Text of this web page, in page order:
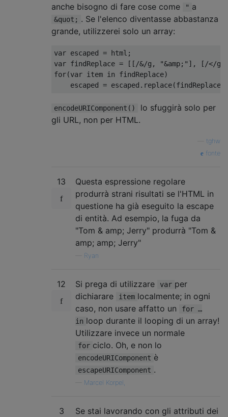
anche bisogno di fare cose come
" a
&quot; . Se l'elenco diventasse abbastanza
grande, utilizzerei solo un array:
var escaped = html ;
var findReplace = [[ /&/g , "&amp;" ], [ /</g
for(var item in findReplace)
    escaped
= escaped . replace(findReplace
encodeURIComponent()
lo sfuggirà solo per
gli URL, non per HTML.
tghw
fonte
13
Questa espressione regolare
produrrà strani risultati se l'HTML in
questione ha già eseguito la escape
di entità. Ad esempio, la fuga da
"Tom & amp; Jerry" produrrà "Tom &
amp; amp; Jerry"
Ryan
12 Si prega di utilizzare var per
dichiarare
item localmente; in ogni
caso, non usare affatto un
for …
in loop durante il looping di un array!
Utilizzare invece un normale
for ciclo. Oh, e non lo
encodeURIComponent è
escapeURIComponent .
Marcel Korpel,
3
Se stai lavorando con gli attributi dei